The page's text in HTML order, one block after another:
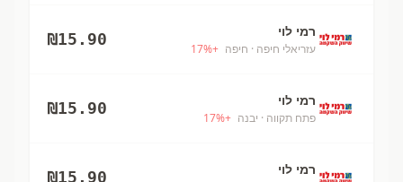
רמי לוי
עזריאלי חיפה · חיפה +
17%
₪15.90
רמי לוי
פתח תקווה · יבנה +
17%
₪15.90
רמי לוי ₪15.90